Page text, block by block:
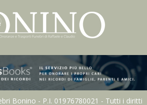
Bonino - P.I. 01976780021 - Tutti i diritti